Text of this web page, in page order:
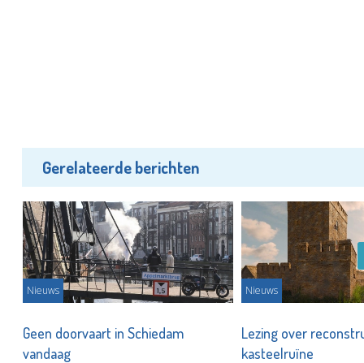
Gerelateerde berichten
Nieuws
Geen doorvaart in Schiedam
vandaag
Nieuws
Lezing over
kasteelruïne